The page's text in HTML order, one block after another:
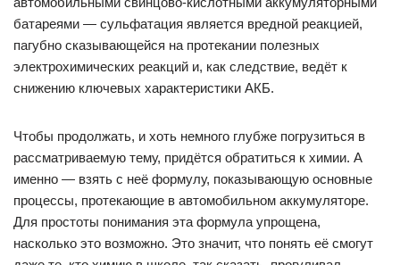
батареями — сульфатация является вредной реакцией,
пагубно сказывающейся на протекании полезных
электрохимических реакций и, как следствие, ведёт к
снижению ключевых характеристики АКБ.
Чтобы продолжать, и хоть немного глубже погрузиться в
рассматриваемую тему, придётся обратиться к химии. А
именно — взять с неё формулу, показывающую основные
процессы, протекающие в автомобильном аккумуляторе.
Для простоты понимания эта формула упрощена,
насколько это возможно. Это значит, что понять её смогут